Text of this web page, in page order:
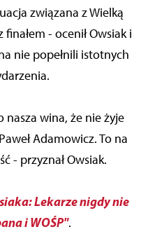
związana z Wielką
- ocenił Owsiak i
nie popełnili istotnych
nasza wina, że nie żyje
Adamowicz. To na
- przyznał Owsiak.
Lekarze nigdy nie
i WOŚP".